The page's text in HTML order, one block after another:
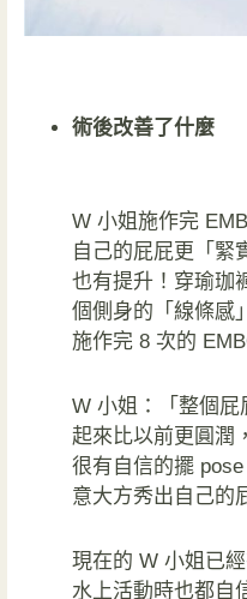
術後改善了什麼
W 小姐施作完
自己的屁屁更「緊
也有提升！穿瑜珈
個側身的「線條感
施作完 8 次的
W 小姐：「整個屁
起來比以前更圓潤
很有自信的擺
意大方秀出自己的
現在的 W 小姐已
水上活動時也都自